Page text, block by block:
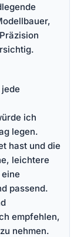
ich
legen.
hast und die
leichtere
passend.
empfehlen,
nehmen.